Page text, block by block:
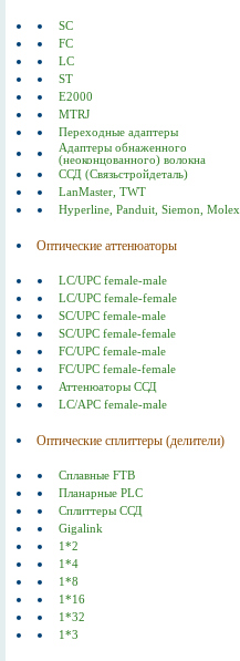
SC
FC
LC
ST
E2000
MTRJ
Переходные адаптеры
Адаптеры обнаженного
(неоконцованного) волокна
ССД (Связьстройдеталь)
LanMaster, TWT
Hyperline, Panduit, Siemon, Molex
Оптические аттенюаторы
LC/UPC female-male
LC/UPC female-female
SC/UPC female-male
SC/UPC female-female
FC/UPC female-male
FC/UPC female-female
Аттенюаторы ССД
LC/APC female-male
Оптические сплиттеры (делители)
Сплавные FTB
Планарные PLC
Сплиттеры ССД
Gigalink
1*2
1*4
1*8
1*16
1*32
1*3